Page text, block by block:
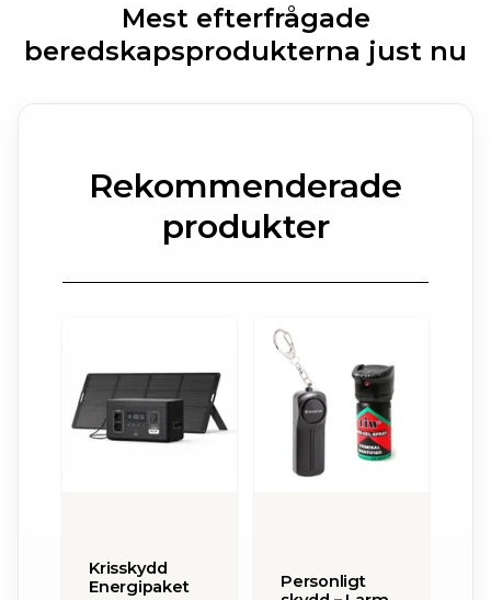
Mest efterfrågade
beredskapsprodukterna just nu
Rekommenderade
produkter
Krisskydd
Energipaket
Personligt